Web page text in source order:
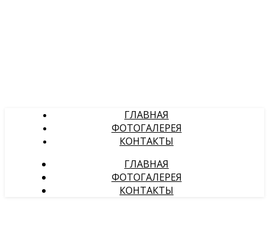
ГЛАВНАЯ
ФОТОГАЛЕРЕЯ
КОНТАКТЫ
ГЛАВНАЯ
ФОТОГАЛЕРЕЯ
КОНТАКТЫ